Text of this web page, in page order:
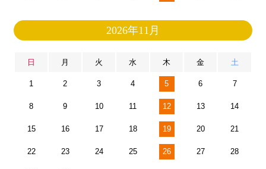
2026年11月
日 月 火 水 木 金 土
1 2 3 4 5 6 7
8 9 10 11 12 13 14
15 16 17 18 19 20 21
22 23 24 25 26 27 28